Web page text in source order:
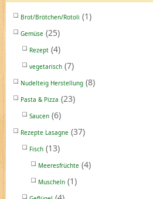
Brot/Brötchen/Rotoli (1)
Gemüse (25)
Rezept (4)
vegetarisch (7)
Nudelteig Herstellung (8)
Pasta & Pizza (23)
Saucen (6)
Rezepte Lasagne (37)
Fisch (13)
Meeresfrüchte (4)
Muscheln (1)